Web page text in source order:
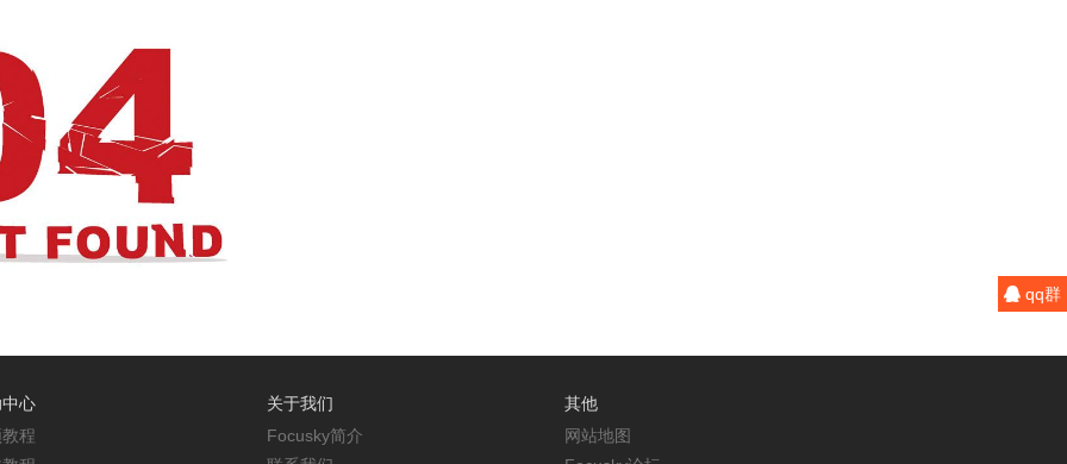
心
程
关于我们
Focusky简介
其他
网站地图
qq群